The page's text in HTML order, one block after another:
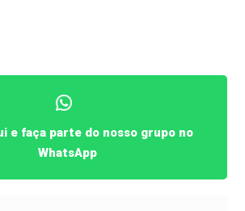
e faça parte do nosso grupo no
WhatsApp